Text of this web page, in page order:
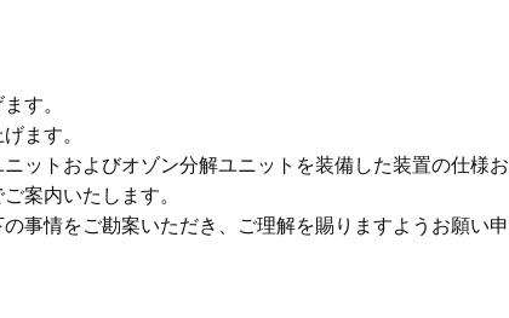
す。
ます。
ットおよびオゾン分解ユニットを装備した装置の仕様お
案内いたします。
事情をご勘案いただき、ご理解を賜りますようお願い申